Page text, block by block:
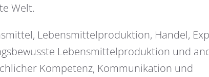
Welt.
Lebensmittelproduktion, Handel,
Lebensmittelproduktion und
Kompetenz, Kommunikation und